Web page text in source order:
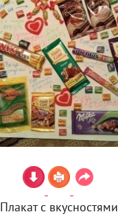
Плакат с вкусностями